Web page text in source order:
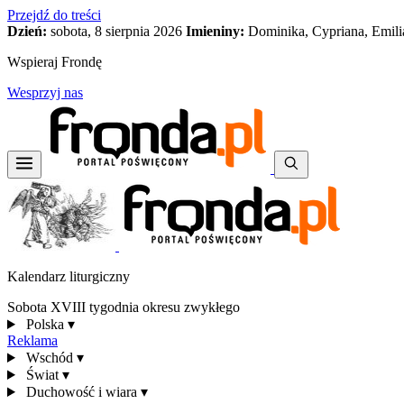
Przejdź do treści
Dzień: sobota, 8 sierpnia 2026 Imieniny: Dominika, Cypriana,
Wspieraj Frondę
Wesprzyj nas
Kalendarz liturgiczny
Sobota XVIII tygodnia okresu zwykłego
Polska ▾
Reklama
Wschód ▾
Świat ▾
Duchowość i wiara ▾